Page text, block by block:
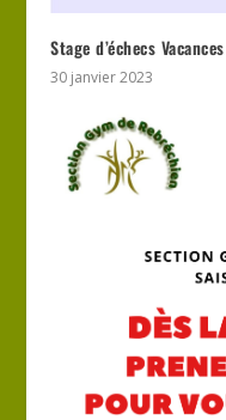
Stage d’échecs
30 janvier 2023